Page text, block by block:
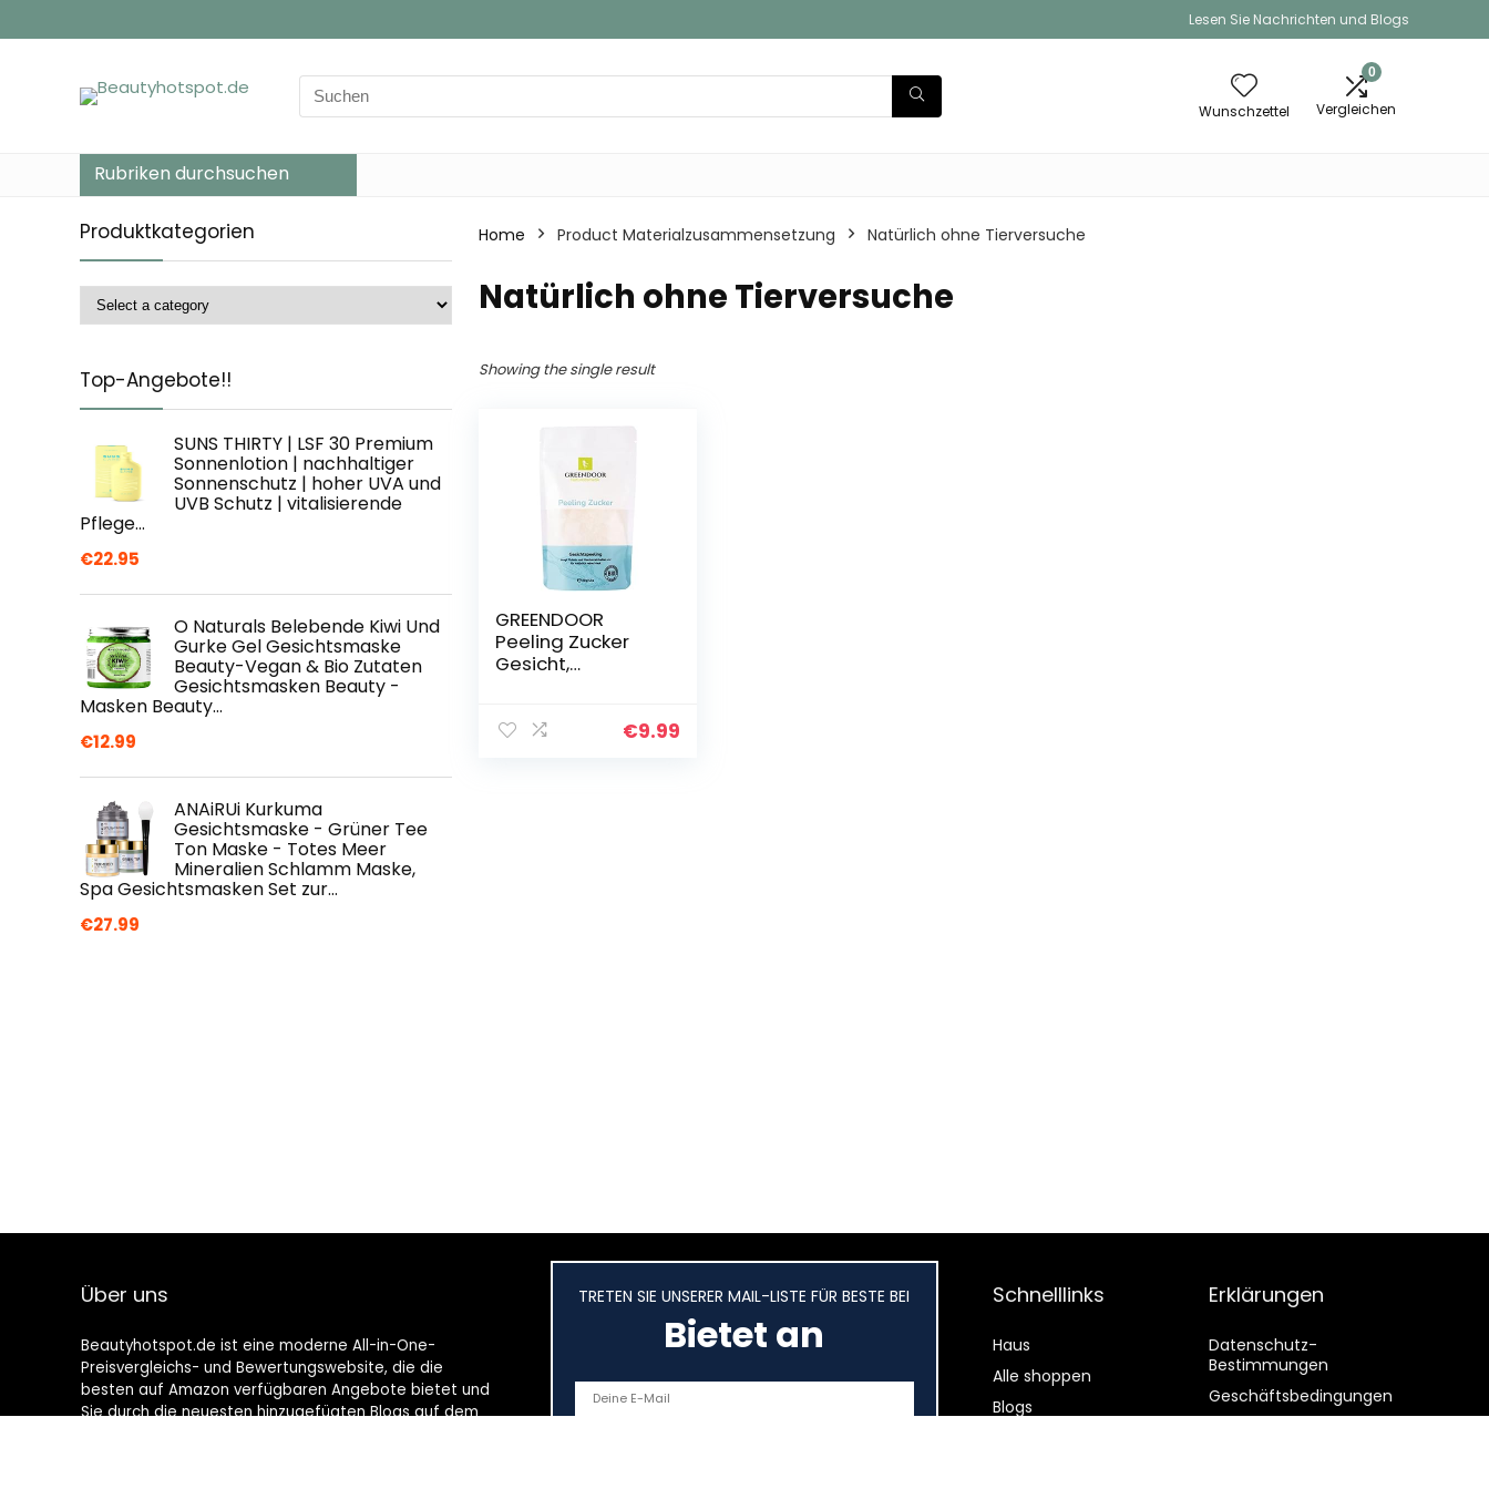
Lesen Sie Nachrichten und Blogs
Search
for:
Wunschzettel
0
Vergleichen
Rubriken durchsuchen
Produktkategorien
Top-Angebote!!
SUNS THIRTY | LSF 30 Premium
Sonnenlotion | nachhaltiger
Sonnenschutz | hoher UVA und
UVB Schutz | vitalisierende
Pflege…
€22.95
O Naturals Belebende Kiwi Und
Gurke Gel Gesichtsmaske
Beauty-Vegan & Bio Zutaten
Gesichtsmasken Beauty -
Masken Beauty…
€12.99
ANAiRUi Kurkuma
Gesichtsmaske - Grüner Tee
Ton Maske - Totes Meer
Mineralien Schlamm Maske,
Spa Gesichtsmasken Set zur…
€27.99
Home Product Materialzusammensetzung ‎Natürlich ohne Tierversuche
‎Natürlich ohne Tierversuche
Showing the single result
GREENDOOR
Peeling Zucker
Gesicht,
Naturkosmetik€9.99
Über uns
Beautyhotspot.de ist eine moderne All-in-One-
Preisvergleichs- und Bewertungswebsite, die die
besten auf Amazon verfügbaren Angebote bietet und
Sie durch die neuesten hinzugefügten Blogs auf dem
TRETEN SIE UNSERER MAIL-LISTE FÜR BESTE BEI
Bietet an
Schnelllinks
Haus
Alle shoppen
Blogs
Erklärungen
Datenschutz-
Bestimmungen
Geschäftsbedingungen